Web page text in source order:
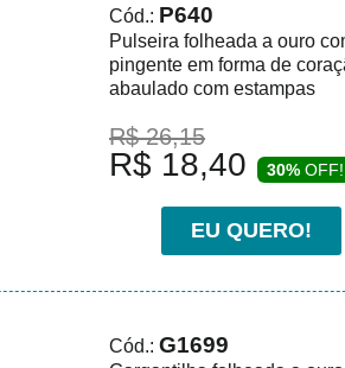
Cód.: P640
Pulseira folheada a ouro
pingente em forma de
abaulado com estampas
R$ 26,15
R$ 18,40 30% OFF!
EU QUERO!
Cód.: G1699